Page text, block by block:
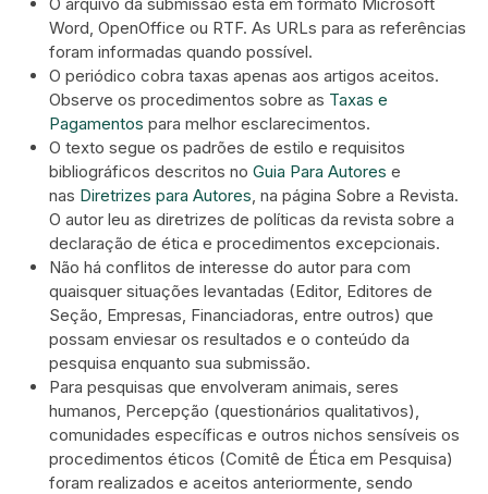
Word, OpenOffice ou RTF. As URLs para as referências
foram informadas quando possível.
O periódico cobra taxas apenas aos artigos aceitos.
Observe os procedimentos sobre as Taxas e
Pagamentos para melhor esclarecimentos.
O texto segue os padrões de estilo e requisitos
bibliográficos descritos no Guia Para Autores e
nas Diretrizes para Autores, na página Sobre a Revista.
O autor leu as diretrizes de políticas da revista sobre a
declaração de ética e procedimentos excepcionais.
Não há conflitos de interesse do autor para com
quaisquer situações levantadas (Editor, Editores de
Seção, Empresas, Financiadoras, entre outros) que
possam enviesar os resultados e o conteúdo da
pesquisa enquanto sua submissão.
Para pesquisas que envolveram animais, seres
humanos, Percepção (questionários qualitativos),
comunidades específicas e outros nichos sensíveis os
procedimentos éticos (Comitê de Ética em Pesquisa)
foram realizados e aceitos anteriormente, sendo